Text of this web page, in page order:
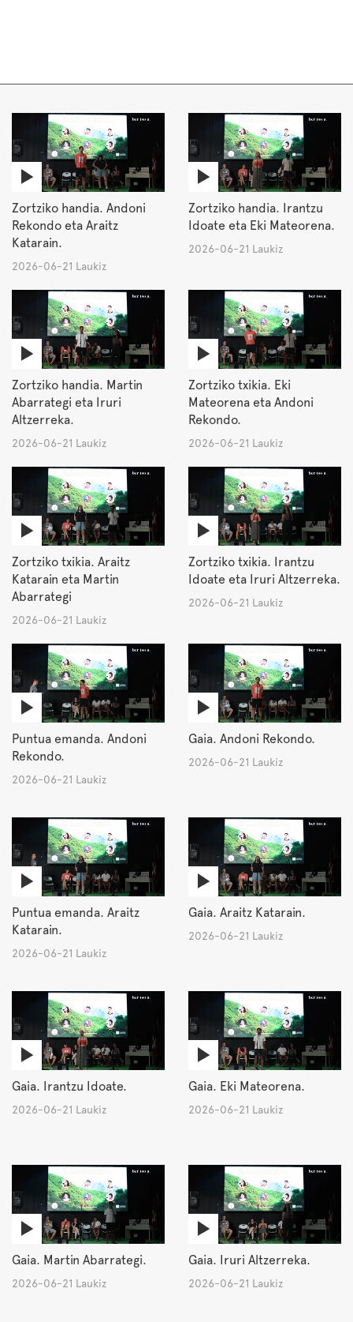
Zortziko handia. Andoni
Rekondo eta Araitz
Katarain.
2026-06-21 Laukiz
Zortziko handia. Irantzu
Idoate eta Eki Mateorena.
2026-06-21 Laukiz
Zortziko handia. Martin
Abarrategi eta Iruri
Altzerreka.
2026-06-21 Laukiz
Zortziko txikia. Eki
Mateorena eta Andoni
Rekondo.
2026-06-21 Laukiz
Zortziko txikia. Araitz
Katarain eta Martin
Abarrategi
2026-06-21 Laukiz
Zortziko txikia. Irantzu
Idoate eta Iruri Altzerreka.
2026-06-21 Laukiz
Puntua emanda. Andoni
Rekondo.
2026-06-21 Laukiz
Gaia. Andoni Rekondo.
2026-06-21 Laukiz
Puntua emanda. Araitz
Katarain.
2026-06-21 Laukiz
Gaia. Araitz Katarain.
2026-06-21 Laukiz
Gaia. Irantzu Idoate.
2026-06-21 Laukiz
Gaia. Eki Mateorena.
2026-06-21 Laukiz
Gaia. Martin Abarrategi.
2026-06-21 Laukiz
Gaia. Iruri Altzerreka.
2026-06-21 Laukiz